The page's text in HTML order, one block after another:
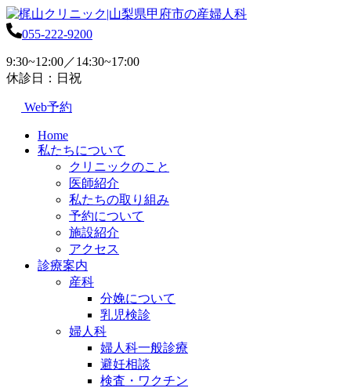
055-222-9200
9:30~12:00／14:30~17:00
休診日：日祝
Web予約
Home
私たちについて
クリニックのこと
医師紹介
私たちの取り組み
予約について
施設紹介
アクセス
診療案内
産科
分娩について
乳児検診
婦人科
婦人科一般診療
避妊相談
検査・ワクチン